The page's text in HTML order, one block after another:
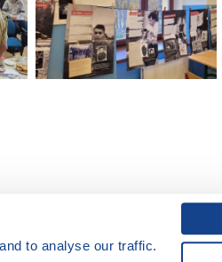
to analyse our traffic.